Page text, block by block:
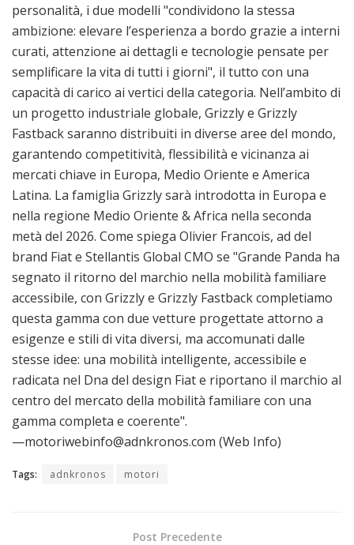
personalità, i due modelli "condividono la stessa
ambizione: elevare l’esperienza a bordo grazie a interni
curati, attenzione ai dettagli e tecnologie pensate per
semplificare la vita di tutti i giorni", il tutto con una
capacità di carico ai vertici della categoria. Nell’ambito di
un progetto industriale globale, Grizzly e Grizzly
Fastback saranno distribuiti in diverse aree del mondo,
garantendo competitività, flessibilità e vicinanza ai
mercati chiave in Europa, Medio Oriente e America
Latina. La famiglia Grizzly sarà introdotta in Europa e
nella regione Medio Oriente & Africa nella seconda
metà del 2026. Come spiega Olivier Francois, ad del
brand Fiat e Stellantis Global CMO se "Grande Panda ha
segnato il ritorno del marchio nella mobilità familiare
accessibile, con Grizzly e Grizzly Fastback completiamo
questa gamma con due vetture progettate attorno a
esigenze e stili di vita diversi, ma accomunati dalle
stesse idee: una mobilità intelligente, accessibile e
radicata nel Dna del design Fiat e riportano il marchio al
centro del mercato della mobilità familiare con una
gamma completa e coerente".
—motoriwebinfo@adnkronos.com (Web Info)
Tags: adnkronos motori
Post Precedente